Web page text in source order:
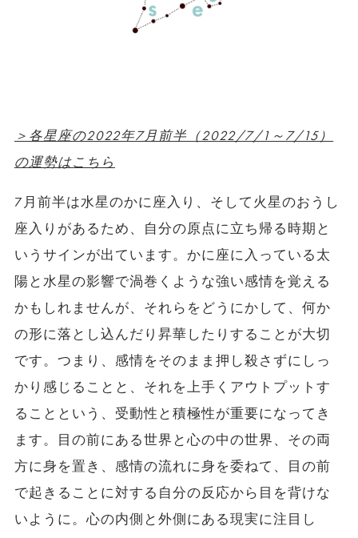
＞各星座の2022年7月前半（2022/7/1～7/15）
の運勢はこちら
7月前半は水星のかに座入り、そして火星のおうし
座入りがあるため、自分の原点に立ち帰る時期と
いうサインが出ています。かに座に入っている太
陽と水星の影響で渦巻くような強い感情を覚える
かもしれませんが、それらをどうにかして、何か
の形に落とし込んだり昇華したりすることが大切
です。つまり、感情をそのまま押し殺さずにしっ
かり感じることと、それを上手くアウトプットす
ることという、受動性と積極性が重要になってき
ます。目の前にある世界と心の中の世界、その両
方に身を置き、感情の流れに身を委ねて、目の前
で起きることに対する自分の反応から目を背けな
いように。心の内側と外側にある現実に注目し